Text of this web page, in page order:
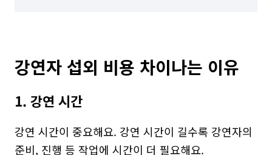
강연자 섭외 비용 차이나는 이유
1. 강연 시간
강연 시간이 중요해요. 강연 시간이 길수록 강연자의
준비, 진행 등 작업에 시간이 더 필요해요.